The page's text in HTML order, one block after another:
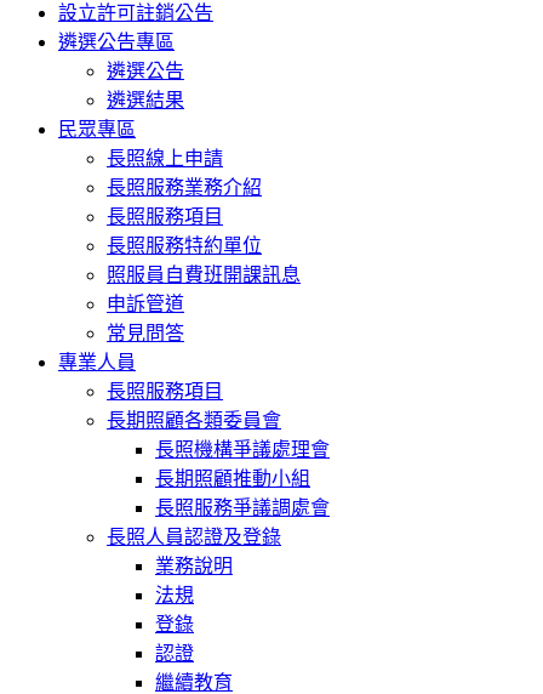
設立許可註銷公告
遴選公告專區
遴選公告
遴選結果
民眾專區
長照線上申請
長照服務業務介紹
長照服務項目
長照服務特約單位
照服員自費班開課訊息
申訴管道
常見問答
專業人員
長照服務項目
長期照顧各類委員會
長照機構爭議處理會
長期照顧推動小組
長照服務爭議調處會
長照人員認證及登錄
業務說明
法規
登錄
認證
繼續教育